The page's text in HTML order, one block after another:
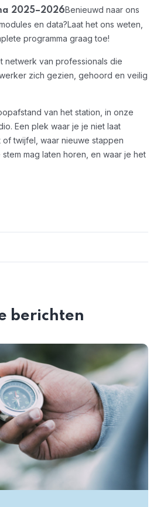
2025–2026Benieuwd naar ons
en data?Laat het ons weten,
programma graag toe!
netwerk van professionals die
zich gezien, gehoord en veilig
van het station, in onze
Een plek waar je je niet laat
twijfel, waar nieuwe stappen
mag laten horen, en waar je het
berichten